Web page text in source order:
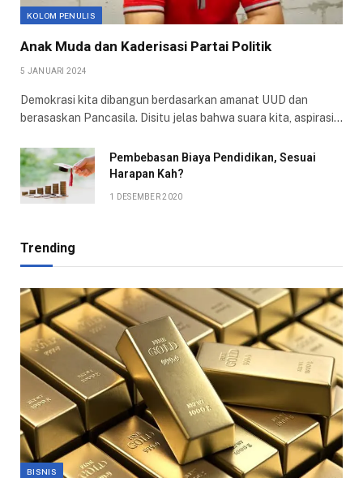
KOLOM PENULIS
Anak Muda dan Kaderisasi Partai Politik
5 JANUARI 2024
Demokrasi kita dibangun berdasarkan amanat UUD dan
berasaskan Pancasila. Disitu jelas bahwa suara kita, aspirasi…
Pembebasan Biaya Pendidikan, Sesuai
Harapan Kah?
1 DESEMBER 2020
Trending
BISNIS